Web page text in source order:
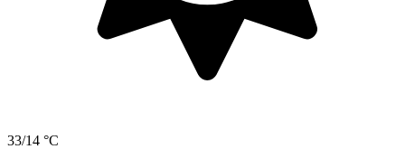
33/14 °C